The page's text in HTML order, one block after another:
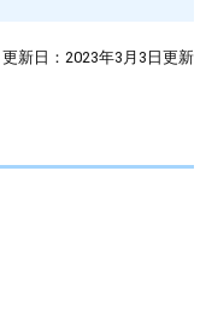
更新日：2023年3月3日更新